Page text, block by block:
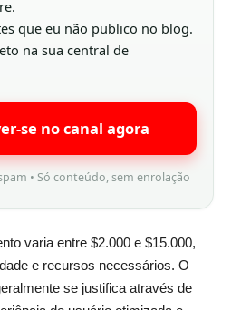
que eu não publico no blog.
na sua central de
se no canal agora
• Só conteúdo, sem enrolação
varia entre $2.000 e $15.000,
e recursos necessários. O
se justifica através de